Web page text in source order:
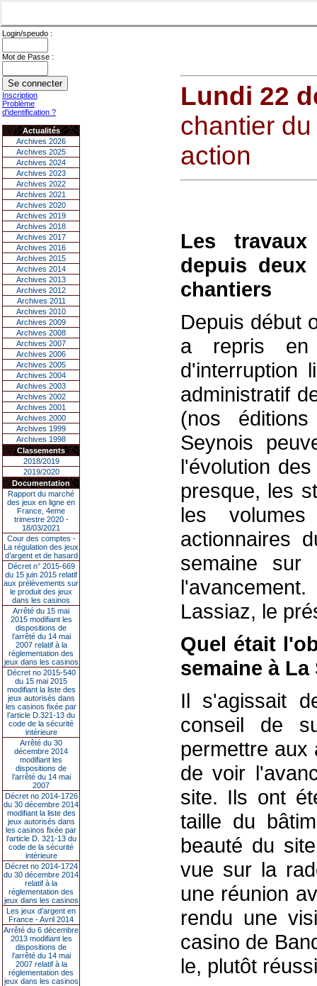
Login/speudo :
Mot de Passe :
Inscription
Problème
d'identification ?
Actualités
Archives 2026
Archives 2025
Archives 2024
Archives 2023
Archives 2022
Archives 2021
Archives 2020
Archives 2019
Archives 2018
Archives 2017
Archives 2016
Archives 2015
Archives 2014
Archives 2013
Archives 2012
Archives 2011
Archives 2010
Archives 2009
Archives 2008
Archives 2007
Archives 2006
Archives 2005
Archives 2004
Archives 2003
Archives 2002
Archives 2001
Archives 2000
Archives 1999
Archives 1998
Classements
2018/2019
2019/2020
Documentation
Rapport du marché
des jeux en ligne en
France, 4eme
trimestre 2020 -
18/03/2021
Cour des comptes -
La régulation des jeux
d’argent et de hasard
Décret n° 2015-669
du 15 juin 2015 relatif
aux prélèvements sur
le produit des jeux
dans les casinos
Arrêté du 15 mai
2015 modifiant les
dispositions de
l’arrêté du 14 mai
2007 relatif à la
réglementation des
jeux dans les casinos
Décret no 2015-540
du 15 mai 2015
modifiant la liste des
jeux autorisés dans
les casinos fixée par
l’article D.321-13 du
code de la sécurité
intérieure
Arrêté du 30
décembre 2014
modifiant les
dispositions de
l’arrêté du 14 mai
2007
Décret no 2014-1726
du 30 décembre 2014
modifiant la liste des
jeux autorisés dans
les casinos fixée par
l’article D. 321-13 du
code de la sécurité
intérieure
Décret no 2014-1724
du 30 décembre 2014
relatif à la
réglementation des
jeux dans les casinos
Les jeux d’argent en
France - Avril 2014
Arrêté du 6 décembre
2013 modifiant les
dispositions de
l’arrêté du 14 mai
2007 relatif à la
réglementation des
jeux dans les casinos
Lundi 22
chantier
action
Les
depuis
chantiers
Depuis début
a repris en
d'interruption
administratif
(nos
Seynois
l'évolution
presque, les
les
actionnaires
semaine
Lassiaz, le
Quel était
semaine à La
Il s'agissait
conseil de
permettre aux
de voir
site. Ils ont
taille du
beauté du
vue sur la
une réunion
rendu une
casino de
le, plutôt